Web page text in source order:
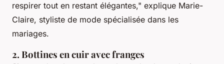
respirer tout en restant élégantes," explique Marie-
Claire, styliste de mode spécialisée dans les
mariages.
2. Bottines en cuir avec franges